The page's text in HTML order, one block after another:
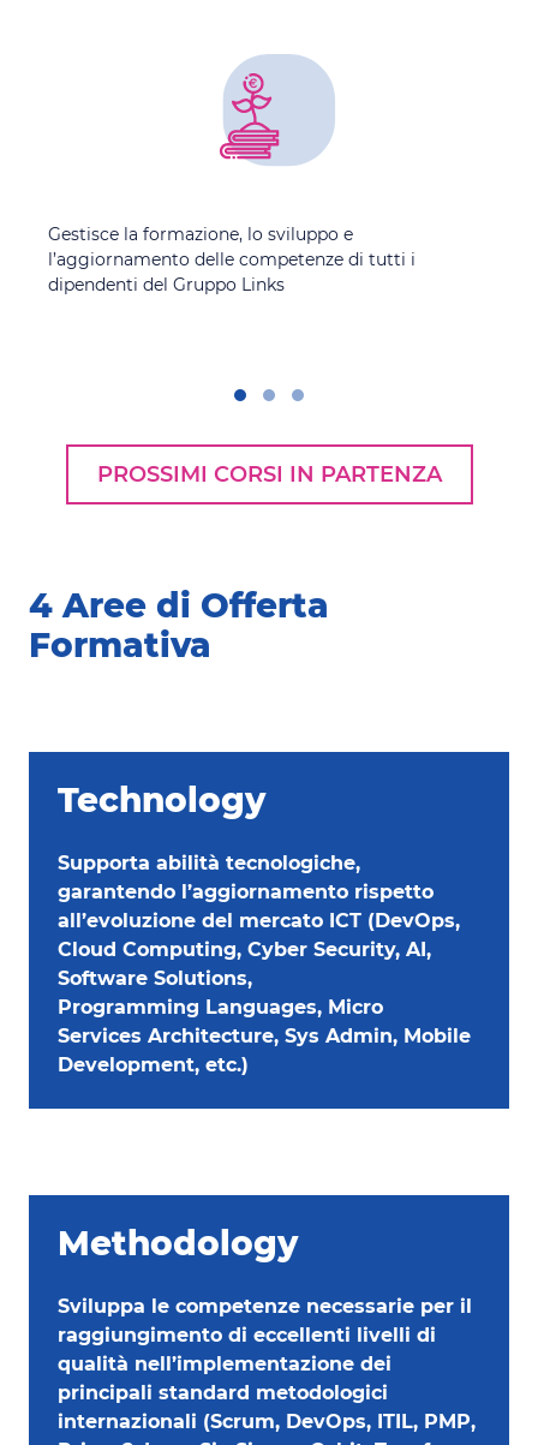
Gestisce la formazione, lo sviluppo e
l’aggiornamento delle competenze di tutti i
dipendenti del Gruppo Links
PROSSIMI CORSI IN PARTENZA
4 Aree di Offerta
Formativa
Technology
Supporta abilità tecnologiche,
garantendo l’aggiornamento rispetto
all’evoluzione del mercato ICT (DevOps,
Cloud Computing, Cyber Security, AI,
Software Solutions,
Programming Languages, Micro
Services Architecture, Sys Admin, Mobile
Development, etc.)
Methodology
Sviluppa le competenze necessarie per il
raggiungimento di eccellenti livelli di
qualità nell’implementazione dei
principali standard metodologici
internazionali (Scrum, DevOps, ITIL, PMP,